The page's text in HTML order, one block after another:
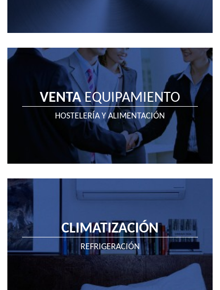
VENTAEQUIPAMIENTO
HOSTELERÍA Y ALIMENTACIÓN
CLIMATIZACIÓN
REFRIGERACIÓN